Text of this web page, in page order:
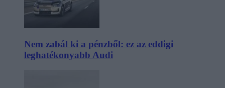
Nem zabál ki a pénzből: ez az eddigi
leghatékonyabb Audi